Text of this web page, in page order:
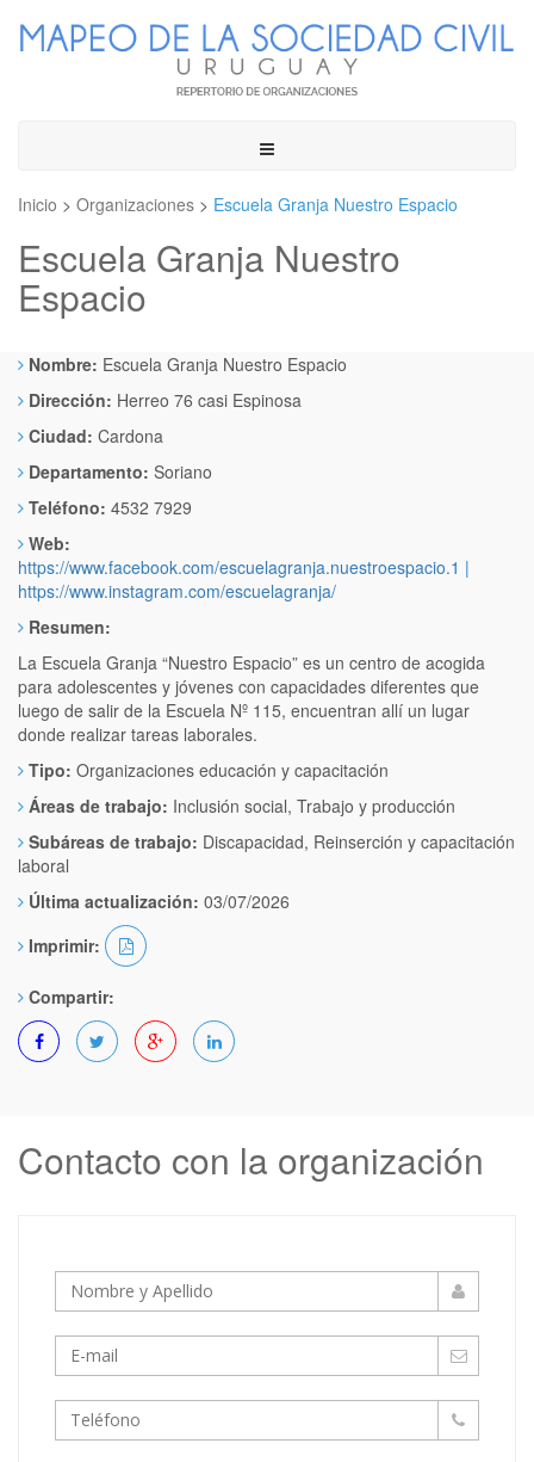
Toggle
Inicio > Organizaciones > Escuela Granja Nuestro Espacio
Escuela Granja Nuestro
Espacio
Nombre: Escuela Granja Nuestro Espacio
Dirección: Herreo 76 casi Espinosa
Ciudad: Cardona
Departamento: Soriano
Teléfono: 4532 7929
Web:
https://www.facebook.com/escuelagranja.nuestroespacio.1 |
https://www.instagram.com/escuelagranja/
Resumen:
La Escuela Granja “Nuestro Espacio” es un centro de acogida
para adolescentes y jóvenes con capacidades diferentes que
luego de salir de la Escuela Nº 115, encuentran allí un lugar
donde realizar tareas laborales.
Tipo: Organizaciones educación y capacitación
Áreas de trabajo: Inclusión social, Trabajo y producción
Subáreas de trabajo: Discapacidad, Reinserción y capacitación
laboral
Última actualización: 03/07/2026
Imprimir:
Compartir:
Contacto con la organización